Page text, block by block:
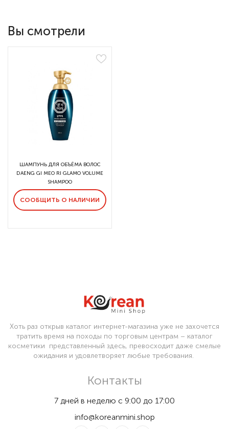
Вы смотрели
ШАМПУНЬ ДЛЯ ОБЪЁМА ВОЛОС
DAENG GI MEO RI GLAMO VOLUME
SHAMPOO
СООБЩИТЬ О НАЛИЧИИ
Хоть раз открыв каталог интернет-магазина уже не захочется
тратить время на походы по торговым центрам – каталог
косметики представленный здесь, превосходит даже смелые
ожидания и удовлетворяет любые требования.
Контакты
7 дней в неделю с 9:00 до 17:00
info@koreanmini.shop